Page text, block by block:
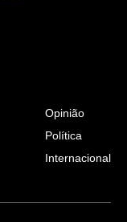
Opinião
Política
Internacional